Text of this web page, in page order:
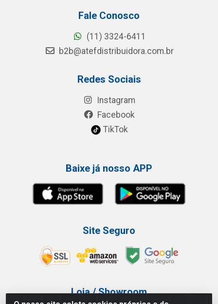
Fale Conosco
(11) 3324-6411
b2b@atefdistribuidora.com.br
Redes Sociais
Instagram
Facebook
TikTok
Baixe já nosso APP
Site Seguro
Loja / Showroom